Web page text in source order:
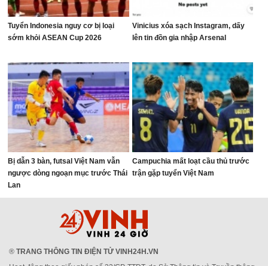
Tuyển Indonesia nguy cơ bị loại
sớm khỏi ASEAN Cup 2026
Vinicius xóa sạch Instagram, dấy
lên tin đồn gia nhập Arsenal
Bị dẫn 3 bàn, futsal Việt Nam vẫn
ngược dòng ngoạn mục trước Thái
Lan
Campuchia mất loạt cầu thủ trước
trận gặp tuyển Việt Nam
® TRANG THÔNG TIN ĐIỆN TỬ VINH24H.VN